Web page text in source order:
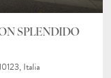
SPLENDIDO
Italia